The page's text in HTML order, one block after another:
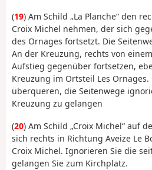
(19) Am Schild „La Planche“ den
Croix Michel nehmen, der sich
des Ornages fortsetzt. Die
An der Kreuzung, rechts von
Aufstieg gegenüber fortsetzen,
Kreuzung im Ortsteil Les Ornages.
überqueren, die Seitenwege
Kreuzung zu gelangen
(20) Am Schild „Croix Michel“ auf
sich rechts in Richtung Aveize Le
Croix Michel. Ignorieren Sie die
gelangen Sie zum Kirchplatz.